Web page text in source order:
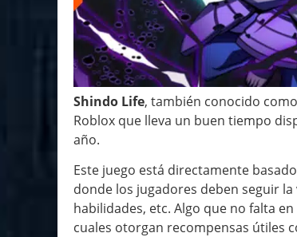
Shindo Life, también conocido
Roblox que lleva un buen tiempo
año.
Este juego está directamente
donde los jugadores deben seguir
habilidades, etc. Algo que no falta
cuales otorgan recompensas útiles